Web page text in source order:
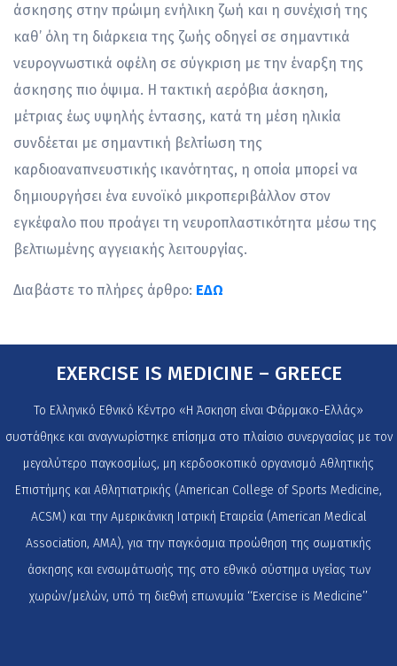
άσκησης στην πρώιμη ενήλικη ζωή και η συνέχισή της
καθ’ όλη τη διάρκεια της ζωής οδηγεί σε σημαντικά
νευρογνωστικά οφέλη σε σύγκριση με την έναρξη της
άσκησης πιο όψιμα. Η τακτική αερόβια άσκηση,
μέτριας έως υψηλής έντασης, κατά τη μέση ηλικία
συνδέεται με σημαντική βελτίωση της
καρδιοαναπνευστικής ικανότητας, η οποία μπορεί να
δημιουργήσει ένα ευνοϊκό μικροπεριβάλλον στον
εγκέφαλο που προάγει τη νευροπλαστικότητα μέσω της
βελτιωμένης αγγειακής λειτουργίας.
Διαβάστε το πλήρες άρθρο: ΕΔΩ
EXERCISE IS MEDICINE – GREECE
Το Ελληνικό Εθνικό Κέντρο «Η Άσκηση είναι Φάρμακο-Ελλάς»
συστάθηκε και αναγνωρίστηκε επίσημα στο πλαίσιο συνεργασίας με τον
μεγαλύτερο παγκοσμίως, μη κερδοσκοπικό οργανισμό Αθλητικής
Επιστήμης και Αθλητιατρικής (American College of Sports Medicine,
ACSM) και την Αμερικάνικη Ιατρική Εταιρεία (American Medical
Association, AMA), για την παγκόσμια προώθηση της σωματικής
άσκησης και ενσωμάτωσής της στο εθνικό σύστημα υγείας των
χωρών/μελών, υπό τη διεθνή επωνυμία ‘‘Exercise is Medicine’’